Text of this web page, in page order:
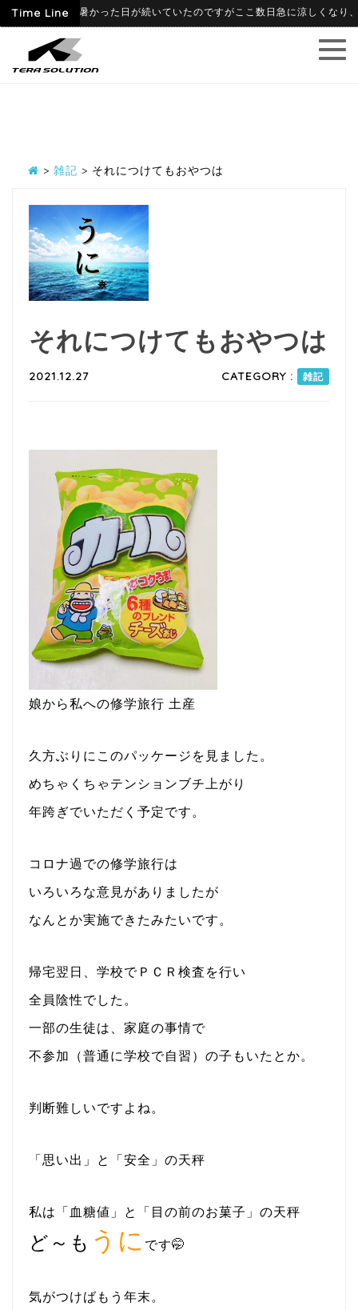
Time Line
6月に入って暑かった日が続いていたのですがここ数日急に涼しくなり、
> 雑記 > それにつけてもおやつは
それにつけてもおやつは
2021.12.27 CATEGORY : 雑記
娘から私への修学旅行 土産
久方ぶりにこのパッケージを見ました。
めちゃくちゃテンションブチ上がり
年跨ぎでいただく予定です。
コロナ過での修学旅行は
いろいろな意見がありましたが
なんとか実施できたみたいです。
帰宅翌日、学校でＰＣＲ検査を行い
全員陰性でした。
一部の生徒は、家庭の事情で
不参加（普通に学校で自習）の子もいたとか。
判断難しいですよね。
「思い出」と「安全」の天秤
私は「血糖値」と「目の前のお菓子」の天秤
ど～も うに です🤭
気がつけばもう年末。